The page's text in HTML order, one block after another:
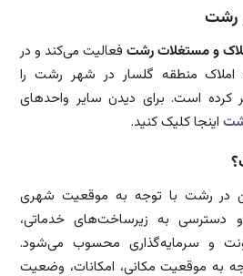
رشت
و مستغلات رشت فعالیت می‌کند و در
املاک منطقه گلسار در شهر رشت را
کرده است. برای دیدن سایر واحدهای
اینجا کلیک کنید.
در رشت با توجه به موقعیت شهری
دسترسی به زیرساخت‌های خدماتی،
و سرمایه‌گذاری محسوب می‌شود.
به موقعیت مکانی، امکانات، وضعیت